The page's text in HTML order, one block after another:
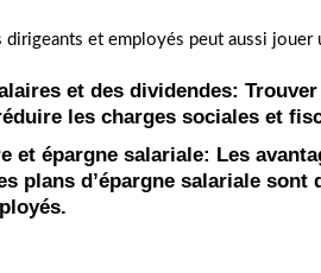
et employés peut aussi jouer
et des dividendes:
les charges sociales et
et épargne salariale: Les
plans d’épargne salariale